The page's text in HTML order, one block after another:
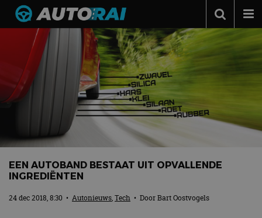
Autonieuws
Podcast
Autotests
Automerken
Adverteren
Contact
MotorRAI.nl
EEN AUTOBAND BESTAAT UIT OPVALLENDE
INGREDIËNTEN
24 dec 2018, 8:30 • Autonieuws,Tech • DoorBart Oostvogels